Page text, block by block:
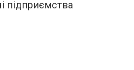
підприємства